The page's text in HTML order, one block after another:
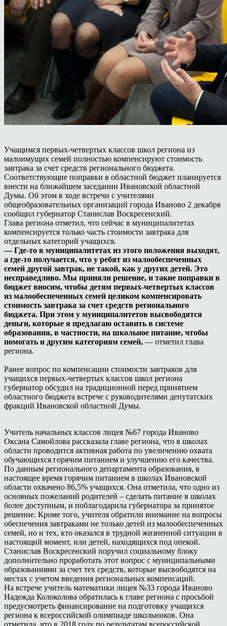
Учащимся первых-четвертых классов школ региона из
малоимущих семей полностью компенсируют стоимость
завтрака за счет средств регионального бюджета.
Соответствующие поправки в областной бюджет планируется
внести на ближайшем заседании Ивановской областной
Думы. Об этом в ходе встречи с учителями
общеобразовательных организаций города Иваново 2 декабря
сообщил губернатор Станислав Воскресенский.
Глава региона отметил, что сейчас в муниципалитетах
компенсируется только часть стоимости завтрака для
отдельных категорий учащихся.
— Где-то в муниципалитетах из этого положения выходят,
а где-то получается, что у ребят из малообеспеченных
семей другой завтрак, не такой, как у других детей. Это
несправедливо. Мы приняли решение, и такие поправки в
бюджет вносим, чтобы детям первых-четвертых классов
из малообеспеченных семей целиком компенсировать
стоимость завтрака за счет средств регионального
бюджета. При этом у муниципалитетов высвободятся
деньги, которые я предлагаю оставить в системе
образования, в частности, на школьное питание, чтобы
помогать и другим категориям семей, — отметил глава
региона.
Ранее вопрос по компенсации стоимости завтраков для
учащихся первых-четвертых классов школ региона
губернатор обсудил на традиционной перед принятием
областного бюджета встрече с руководителями депутатских
фракций Ивановской областной Думы.
Учитель начальных классов лицея №67 города Иваново
Оксана Самойлова рассказала главе региона, что в школах
области проводится активная работа по увеличению охвата
обучающихся горячим питанием и улучшению его качества.
По данным регионального департамента образования, в
настоящее время горячим питанием в школах Ивановской
области охвачено 86,5% учащихся. Она отметила, что одно из
основных пожеланий родителей – сделать питание в школах
более доступным, и поблагодарила губернатора за принятое
решение. Кроме того, учителя обратили внимание на вопросы
обеспечения завтраками не только детей из малообеспеченных
семей, но и тех, кто оказался в трудной жизненной ситуации в
настоящий момент, или детей, находящихся под опекой.
Станислав Воскресенский поручил социальному блоку
дополнительно проработать этот вопрос с муниципальными
образованиями за счет тех средств, которые высвободятся на
местах с учетом введения региональных компенсаций.
На встрече учитель математики лицея №33 города Иваново
Надежда Колоколова обратилась к главе региона с просьбой
предусмотреть финансирование на подготовку учащихся
региона к всероссийской олимпиаде школьников. Она
отметила, что в 2018 году по результатам всероссийской